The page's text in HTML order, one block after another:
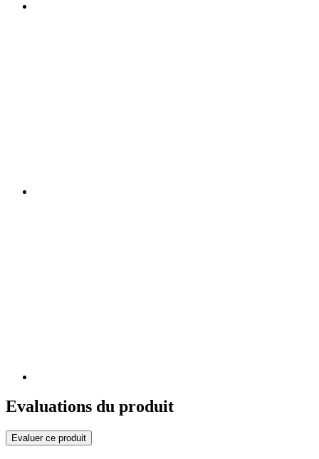
Evaluations du produit
Evaluer ce produit